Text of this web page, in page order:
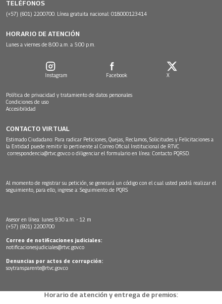
TELÉFONOS
(+57) (601) 2200700. Línea gratuita nacional: 018000123414
HORARIO DE ATENCIÓN
Lunes a viernes de 8:00 a.m. a 5:00 p.m.
Instagram Facebook X
Política de privacidad y tratamiento de datos personales
Condiciones de uso
Accesibilidad
CONTACTO VIRTUAL
Estimado Ciudadano: Para radicar Peticiones, Quejas, Reclamos, Solicitudes y Felicitaciones a
la Entidad puede remitir lo pertinente al Correo Oficial Institucional de RTVC
correspondencia@rtvc.gov.co o diligenciar el formulario en línea: Contacto PQRSD.
Al momento de registrar su petición, se generará un código con el cual usted podrá realizar el
seguimiento, para ello, ingrese a: Seguimiento de PQRS
Asesor en línea: lunes 9:30 a.m. - 12 m
(+57) (601) 2200700
Correo de notificaciones judiciales:
notificacionesjudiciales@rtvc.gov.co
Denuncias por actos de corrupción:
soytransparente@rtvc.gov.co
Horario de atención y entrega de premios: